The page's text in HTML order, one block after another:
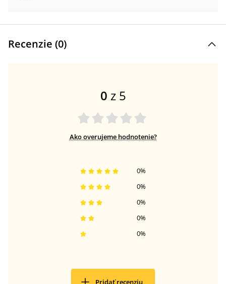
Recenzie (0)
0 z 5
Ako overujeme hodnotenie?
0%
0%
0%
0%
0%
Pridať recenziu